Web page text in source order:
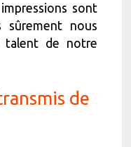
sont
sûrement nous
talent de notre
de